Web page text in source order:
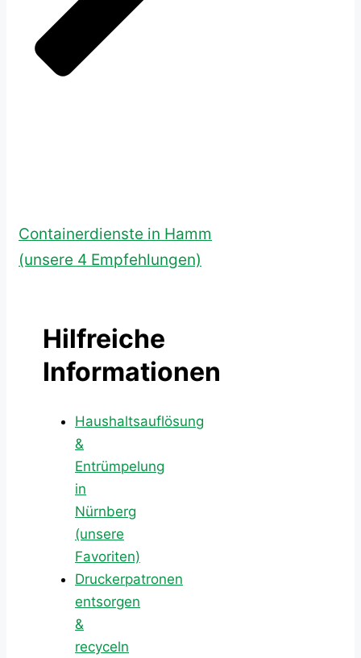
Containerdienste in Hamm
(unsere 4 Empfehlungen)
Hilfreiche
Informationen
Haushaltsauflösung
&
Entrümpelung
in
Nürnberg
(unsere
Favoriten)
Druckerpatronen
entsorgen
&
recyceln